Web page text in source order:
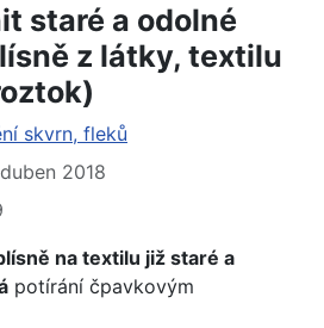
staré a odolné
z látky, textilu
skvrn, fleků
2018
na textilu již staré a
potírání čpavkovým